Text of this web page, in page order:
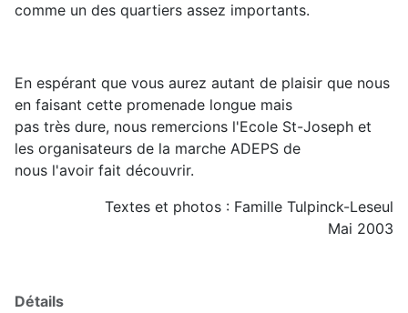
comme un des quartiers assez importants.
En espérant que vous aurez autant de plaisir que nous
en faisant cette promenade longue mais
pas très dure, nous remercions l'Ecole St-Joseph et
les organisateurs de la marche ADEPS de
nous l'avoir fait découvrir.
Textes et photos : Famille Tulpinck-Leseul
Mai 2003
Détails